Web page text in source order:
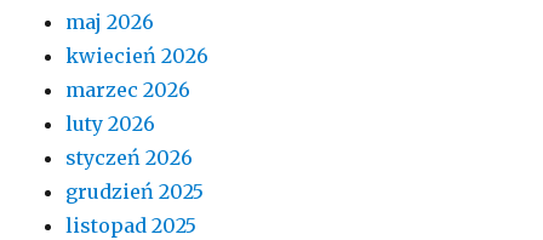
maj 2026
kwiecień 2026
marzec 2026
luty 2026
styczeń 2026
grudzień 2025
listopad 2025